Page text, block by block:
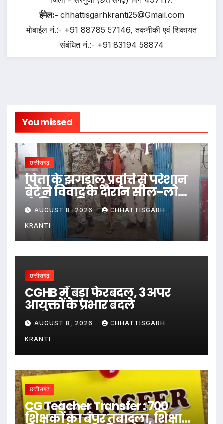
ईमेल:- chhattisgarhkranti25@Gmail.com
मोबाईल नं.:- +91 88785 57146, तकनीकी एवं शिकायत
संबंधित नं.:- +91 83194 58874
You missed
छत्तीसगढ़
पिता के झगड़ालू प्रवृत्ति से परेशान
बेटे ने विवाद के दौरान सील-लोढ़ा
से सिर पर किया वार…
AUGUST 8, 2026 CHHATTISGARH
KRANTI
छत्तीसगढ़
CGHB में बड़ा फेरबदल, 3 अपर
आयुक्तों के प्रभार बदले
AUGUST 8, 2026 CHHATTISGARH
KRANTI
छत्तीसगढ़
CG Teacher Transfer : 700
शिक्षकों का बंपर तबादला, शिक्षा